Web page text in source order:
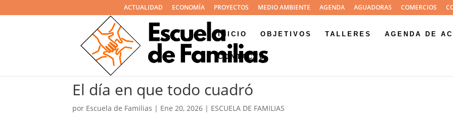
ACTUALIDAD ECONOMÍA PROYECTOS MEDIO AMBIENTE AGENDA AGUADORAS COMERCIOS
INICIO OBJETIVOS TALLERES AGENDA DE
CONTACTO
El día en que todo cuadró
por Escuela de Familias | Ene 20, 2026| ESCUELA DE FAMILIAS